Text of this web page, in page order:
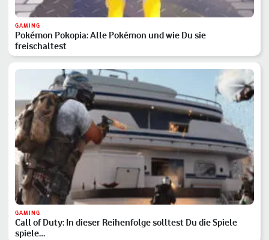
GAMING
Pokémon Pokopia: Alle Pokémon und wie Du sie
freischaltest
GAMING
Call of Duty: In dieser Reihenfolge solltest Du die Spiele
spiele…